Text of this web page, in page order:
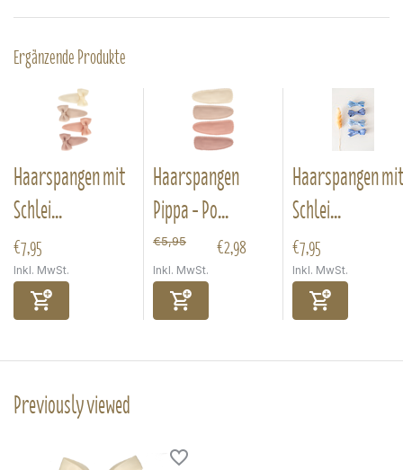
Ergänzende Produkte
Haarspangen mit
Schlei...
€7,95
Inkl. MwSt.
Haarspangen
Pippa - Po...
€5,95 €2,98
Inkl. MwSt.
Haarspangen mit
Schlei...
€7,95
Inkl. MwSt.
Previously viewed